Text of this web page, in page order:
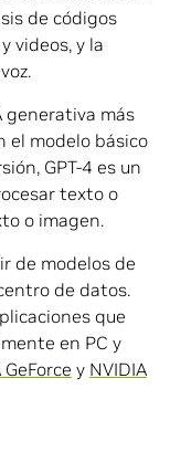
de códigos
videos, y la
generativa más
el modelo básico
GPT-4 es un
texto o
o imagen.
de modelos de
de datos.
que
en PC y
GeForce y NVIDIA